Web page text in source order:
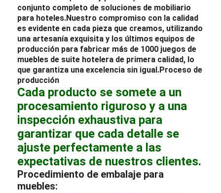
conjunto completo de soluciones de mobiliario
para hoteles.Nuestro compromiso con la calidad
es evidente en cada pieza que creamos, utilizando
una artesanía exquisita y los últimos equipos de
producción para fabricar más de 1000 juegos de
muebles de suite hotelera de primera calidad, lo
que garantiza una excelencia sin igual.Proceso de
producción
Cada producto se somete a un
procesamiento riguroso y a una
inspección exhaustiva para
garantizar que cada detalle se
ajuste perfectamente a las
expectativas de nuestros clientes.
Procedimiento de embalaje para
muebles: